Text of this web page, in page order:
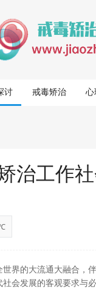
讨 戒毒矫治 心
治工作
界的大流通大融合，
社会发展的客观要求与必